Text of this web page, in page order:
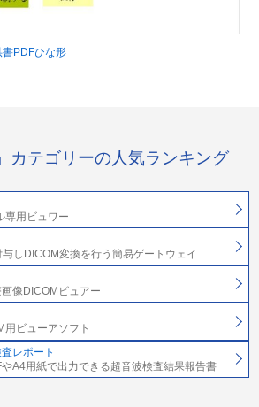
PDFひな形
カテゴリーの人気ランキング
専用ビュワー
しDICOM変換を行う簡易ゲートウェイ
像DICOMビュアー
用ビューアソフト
レポート
A4用紙で出力できる超音波検査結果報告書